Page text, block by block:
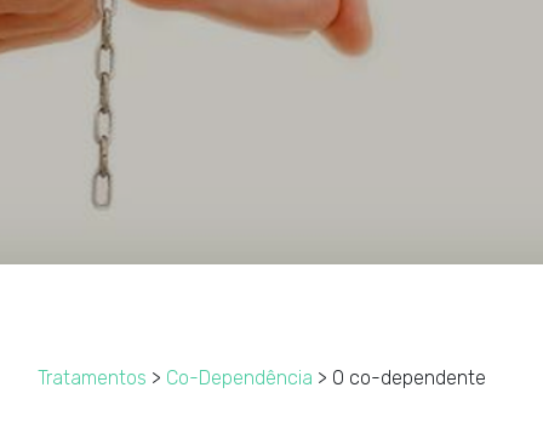
Tratamentos > Co-Dependência > O co-dependente